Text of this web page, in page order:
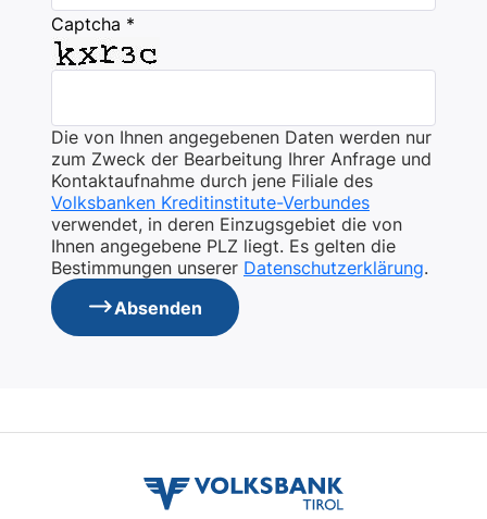
Captcha *
Die von Ihnen angegebenen Daten werden nur
zum Zweck der Bearbeitung Ihrer Anfrage und
Kontaktaufnahme durch jene Filiale des
Volksbanken Kreditinstitute-Verbundes
verwendet, in deren Einzugsgebiet die von
Ihnen angegebene PLZ liegt. Es gelten die
Bestimmungen unserer Datenschutzerklärung.
Absenden
volksbank